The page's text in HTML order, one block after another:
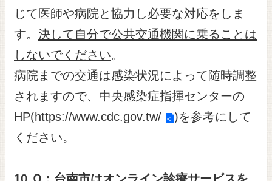
じて医師や病院と協力し必要な対応をしま
す。 決して自分で公共交通機関に乗ることは
しないでください。
病院までの交通は感染状況によって随時調整
されますので、中央感染症指揮センターの
HP(https://www.cdc.gov.tw/
)を参考にして
ください。